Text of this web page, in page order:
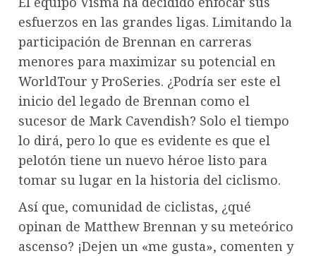
esfuerzos en las grandes ligas. Limitando la
participación de Brennan en carreras
menores para maximizar su potencial en
WorldTour y ProSeries. ¿Podría ser este el
inicio del legado de Brennan como el
sucesor de Mark Cavendish? Solo el tiempo
lo dirá, pero lo que es evidente es que el
pelotón tiene un nuevo héroe listo para
tomar su lugar en la historia del ciclismo.
Así que, comunidad de ciclistas, ¿qué
opinan de Matthew Brennan y su meteórico
ascenso? ¡Dejen un «me gusta», comenten y